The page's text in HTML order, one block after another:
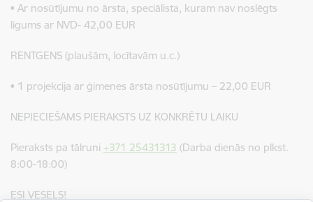
• Ar nosūtījumu no ārsta, speciālista, kuram nav noslēgts
līgums ar NVD- 42,00 EUR
RENTGENS (plaušām, locītavām u.c.)
• 1 projekcija ar ģimenes ārsta nosūtījumu – 22,00 EUR
NEPIECIEŠAMS PIERAKSTS UZ KONKRĒTU LAIKU
Pieraksts pa tālruni +371 25431313 (Darba dienās no plkst.
8:00-18:00)
ESI VESELS!